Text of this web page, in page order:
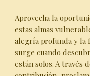
Aprovecha la
estas almas
alegría profunda y la
surge cuando
están solos. A través